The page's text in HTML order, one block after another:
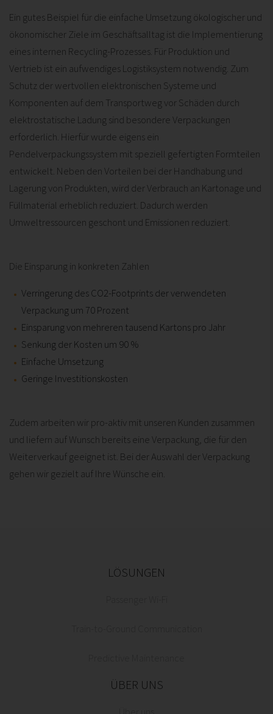
Ein gutes Beispiel für die einfache Umsetzung ökologischer und
ökonomischer Ziele im Geschäftsalltag ist die Implementierung
eines internen Recycling-Prozesses. Für Produktion und
Vertrieb ist ein aufwendiges Logistiksystem notwendig. Zum
Schutz der wertvollen elektronischen Systeme und
Komponenten auf dem Transportweg vor Schäden durch
elektrostatische Ladung sind besondere Verpackungen
erforderlich. Hierfür wurde eigens ein
Pendelverpackungssystem mit speziell gefertigten Formteilen
entwickelt. Neben den Vorteilen bei der Handhabung und
Lagerung von Produkten, wird der Verbrauch an Kartonage und
Füllmaterial erheblich reduziert. Dadurch werden
Umweltressourcen geschont und Emissionen reduziert.
Die Einsparung in konkreten Zahlen
Verringerung des CO2-Footprints der verwendeten
Verpackung um 70 Prozent
Einsparung von mehreren tausend Kartons pro Jahr
Senkung der Kosten um 90 %
Einfache Umsetzung
Geringe Investitionskosten
Zudem arbeiten wir pro-aktiv mit unseren Kunden zusammen
und liefern auf Wunsch bereits eine Verpackung, die für den
Weiterverkauf geeignet ist. Bei der Auswahl der Verpackung
gehen wir gezielt auf Ihre Wünsche ein.
LÖSUNGEN
ÜBER UNS